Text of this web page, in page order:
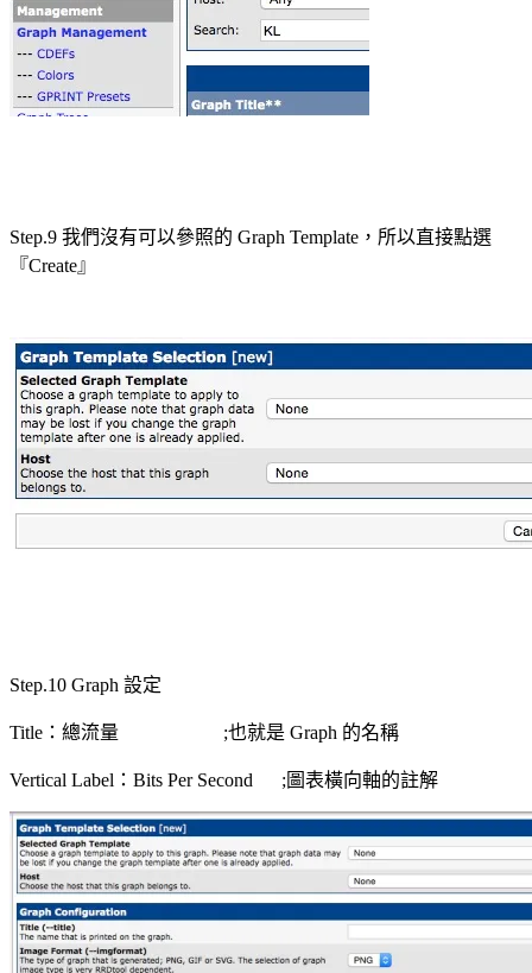
Step.9 我們沒有可以參照的 Graph Template，所以直接點選
『Create』
Step.10 Graph 設定
Title：總流量 ;也就是 Graph 的名稱
Vertical Label：Bits Per Second ;圖表橫向軸的註解